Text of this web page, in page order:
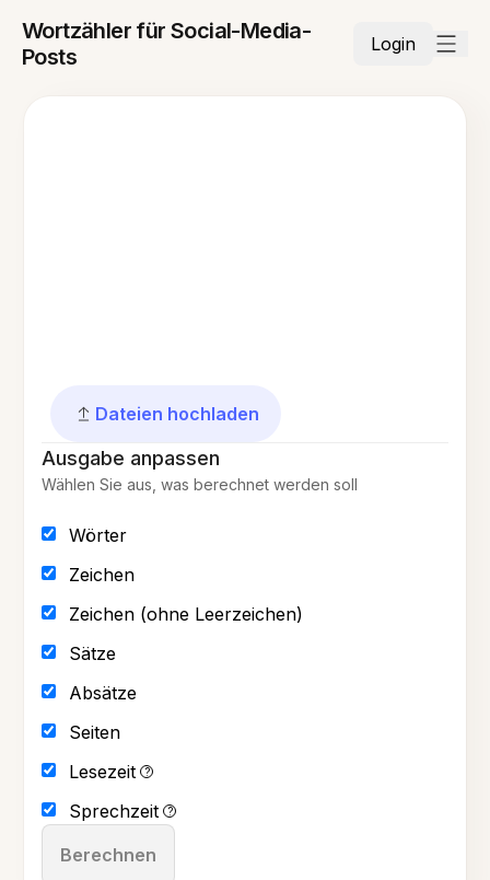
Wortzähler für Social-Media-
Posts
Login
Dateien hochladen
Ausgabe anpassen
Wählen Sie aus, was berechnet werden soll
Wörter
Zeichen
Zeichen (ohne Leerzeichen)
Sätze
Absätze
Seiten
Lesezeit
?
Sprechzeit ?
Berechnen